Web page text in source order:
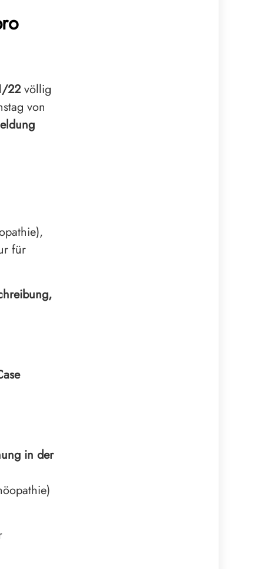
22 völlig
von
für
in der